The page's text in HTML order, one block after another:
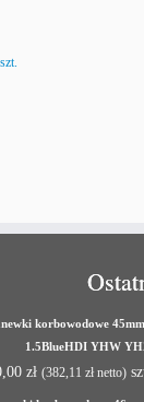
szt.
korbowodowe
1.5BlueHDI YHW
zł (382,11 zł netto)